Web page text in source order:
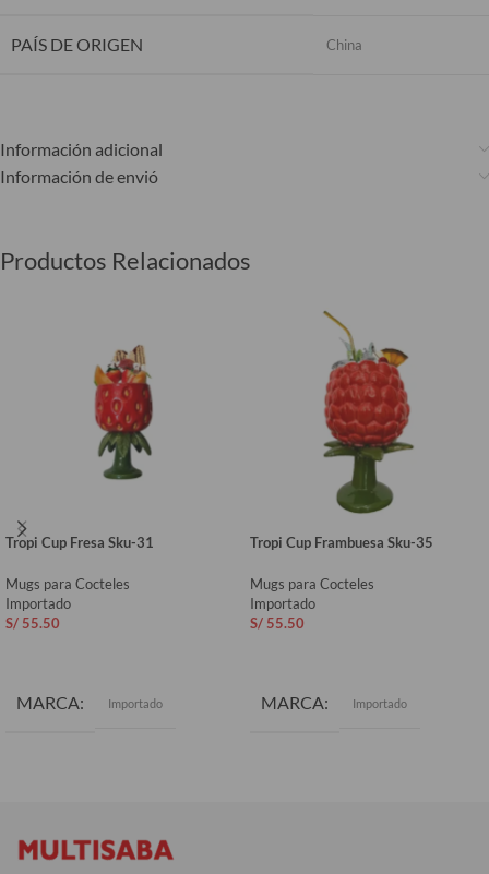
PAÍS DE ORIGEN China
Información adicional
Información de envió
Productos Relacionados
Tropi Cup Fresa Sku-31
Mugs para Cocteles
Importado
S/ 55.50
MARCA Importado
Tropi Cup Frambuesa Sku-35
Mugs para Cocteles
Importado
S/ 55.50
MARCA Importado